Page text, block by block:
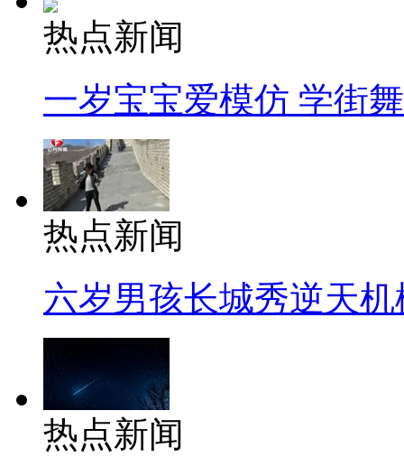
热点新闻
一岁宝宝爱模仿 学街
热点新闻
六岁男孩长城秀逆天机
热点新闻